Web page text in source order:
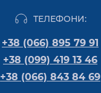
ТЕЛЕФОНИ:
+38 (066) 895 79 91
+38 (099) 419 13 46
+38 (066) 843 84 69